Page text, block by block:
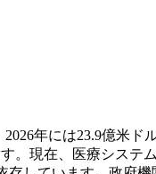
年には23.9億米
。現在、医療シス